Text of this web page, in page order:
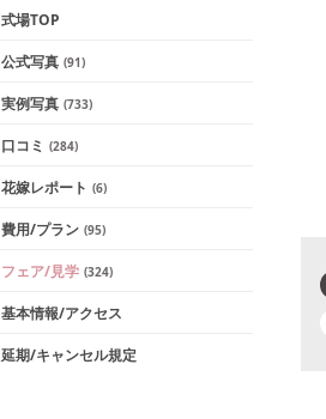
式場TOP
公式写真 (91)
実例写真 (733)
口コミ (284)
花嫁レポート (6)
費用/プラン (95)
フェア/見学 (324)
基本情報/アクセス
延期/キャンセル規定